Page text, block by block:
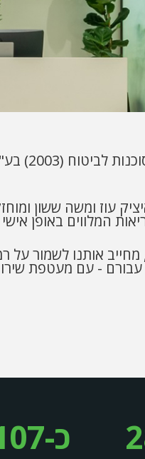
באופן אישי ומסור מעל ל -280 אלף
מחייב אותנו לשמור
עבורם - עם מעטפת
כ-107